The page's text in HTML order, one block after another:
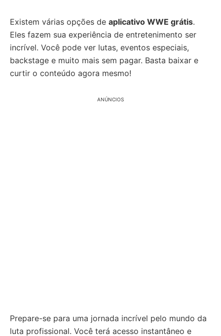
Existem várias opções de aplicativo WWE grátis.
Eles fazem sua experiência de entretenimento ser
incrível. Você pode ver lutas, eventos especiais,
backstage e muito mais sem pagar. Basta baixar e
curtir o conteúdo agora mesmo!
ANÚNCIOS
Prepare-se para uma jornada incrível pelo mundo da
luta profissional. Você terá acesso instantâneo e